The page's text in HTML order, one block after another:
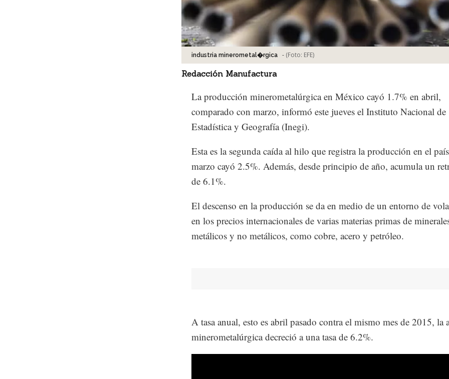
industria minerometal�rgica - (Foto: EFE)
Redacción Manufactura
La producción minerometalúrgica en México cayó 1.7% en abril,
comparado con marzo, informó este jueves el Instituto Nacional de
Estadística y Geografía (Inegi).
Esta es la segunda caída al hilo que registra la producción en el
marzo cayó 2.5%. Además, desde principio de año, acumula un
de 6.1%.
El descenso en la producción se da en medio de un entorno de
en los precios internacionales de varias materias primas de
metálicos y no metálicos, como cobre, acero y petróleo.
A tasa anual, esto es abril pasado contra el mismo mes de 2015, la
minerometalúrgica decreció a una tasa de 6.2%.